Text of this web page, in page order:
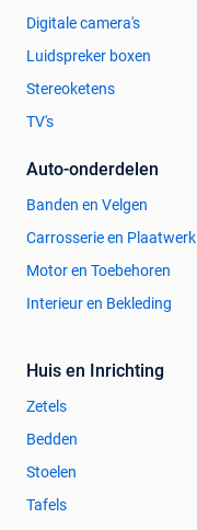
Digitale camera's
Luidspreker boxen
Stereoketens
TV's
Auto-onderdelen
Banden en Velgen
Carrosserie en Plaatwerk
Motor en Toebehoren
Interieur en Bekleding
Huis en Inrichting
Zetels
Bedden
Stoelen
Tafels